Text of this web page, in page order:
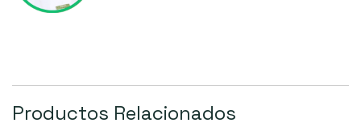
Productos Relacionados